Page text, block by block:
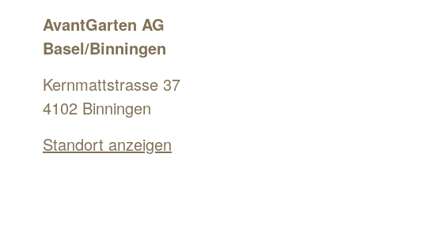
AvantGarten AG
Basel/Binningen
Kernmattstrasse 37
4102 Binningen
Standort anzeigen